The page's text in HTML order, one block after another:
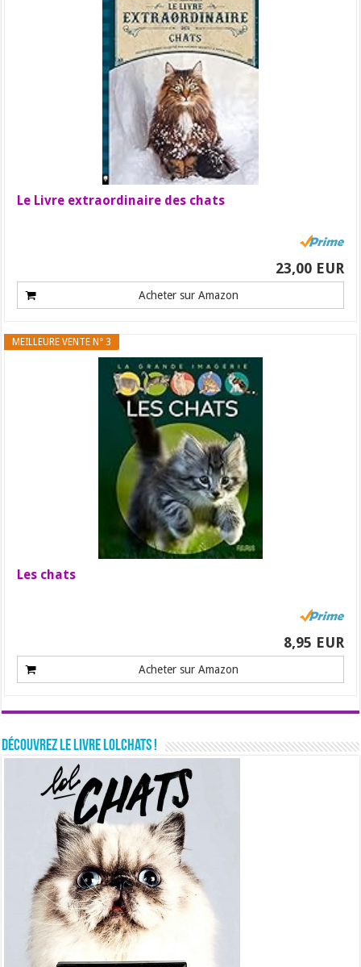
Le Livre extraordinaire des chats
23,00 EUR
Acheter sur Amazon
MEILLEURE VENTE N° 3
Les chats
8,95 EUR
Acheter sur Amazon
Découvrez le livre LolChats !